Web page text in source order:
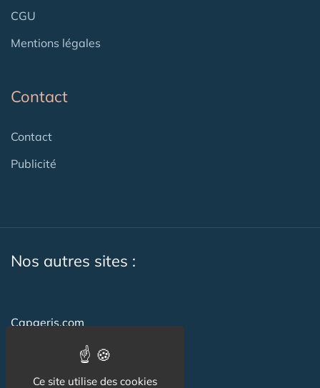
CGU
Mentions légales
Contact
Contact
Publicité
Nos autres sites :
Capgeris.com
Seniorissimmo.com
Emploi-formation-sante.com
Ce site utilise des cookies